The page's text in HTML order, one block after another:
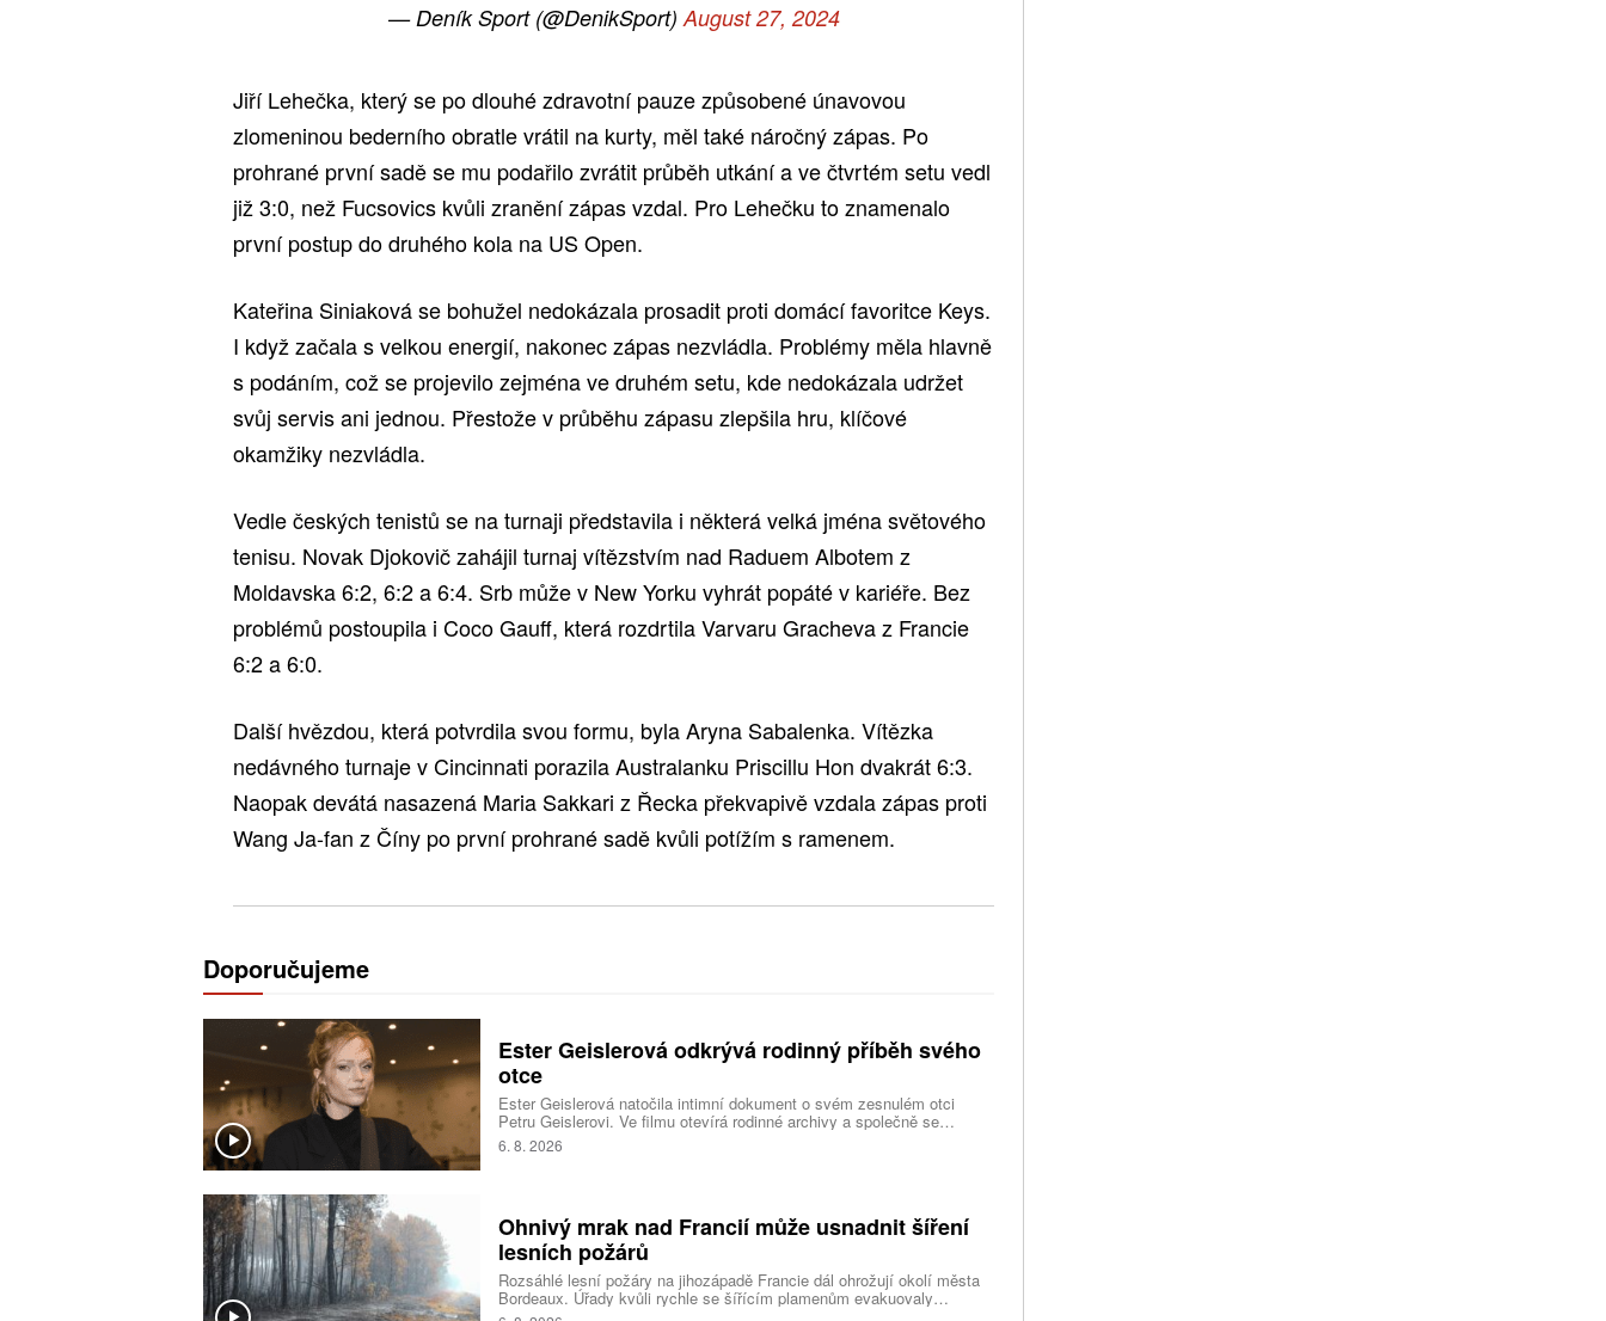
— Deník Sport (@DenikSport) August 27, 2024
Jiří Lehečka, který se po dlouhé zdravotní pauze způsobené únavovou
zlomeninou bederního obratle vrátil na kurty, měl také náročný zápas. Po
prohrané první sadě se mu podařilo zvrátit průběh utkání a ve čtvrtém setu vedl
již 3:0, než Fucsovics kvůli zranění zápas vzdal. Pro Lehečku to znamenalo
první postup do druhého kola na US Open.
Kateřina Siniaková se bohužel nedokázala prosadit proti domácí favoritce Keys.
I když začala s velkou energií, nakonec zápas nezvládla. Problémy měla hlavně
s podáním, což se projevilo zejména ve druhém setu, kde nedokázala udržet
svůj servis ani jednou. Přestože v průběhu zápasu zlepšila hru, klíčové
okamžiky nezvládla.
Vedle českých tenistů se na turnaji představila i některá velká jména světového
tenisu. Novak Djokovič zahájil turnaj vítězstvím nad Raduem Albotem z
Moldavska 6:2, 6:2 a 6:4. Srb může v New Yorku vyhrát popáté v kariéře. Bez
problémů postoupila i Coco Gauff, která rozdrtila Varvaru Gracheva z Francie
6:2 a 6:0.
Další hvězdou, která potvrdila svou formu, byla Aryna Sabalenka. Vítězka
nedávného turnaje v Cincinnati porazila Australanku Priscillu Hon dvakrát 6:3.
Naopak devátá nasazená Maria Sakkari z Řecka překvapivě vzdala zápas proti
Wang Ja-fan z Číny po první prohrané sadě kvůli potížím s ramenem.
Doporučujeme
Ester Geislerová odkrývá rodinný příběh svého
otce
Ester Geislerová natočila intimní dokument o svém zesnulém otci
Petru Geislerovi. Ve filmu otevírá rodinné archivy a společně se
sestrou Aňou skládá portrét talentovaného muže, který měl v sobě
vřelost i temnější stránku.
6. 8. 2026
Ohnivý mrak nad Francií může usnadnit šíření
lesních požárů
Rozsáhlé lesní požáry na jihozápadě Francie dál ohrožují okolí města
Bordeaux. Úřady kvůli rychle se šířícím plamenům evakuovaly
desetitisíce lidí a nevylučují ani další rozšiřování bezpečnostních